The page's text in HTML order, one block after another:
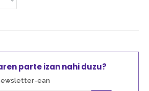
parte izan nahi duzu?
ean